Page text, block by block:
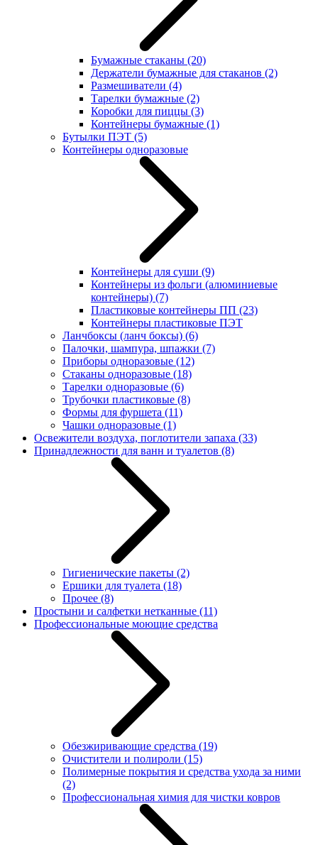
Бумажные стаканы (20)
Держатели бумажные для стаканов (2)
Размешиватели (4)
Тарелки бумажные (2)
Коробки для пиццы (3)
Контейнеры бумажные (1)
Бутылки ПЭТ (5)
Контейнеры одноразовые
Контейнеры для суши (9)
Контейнеры из фольги (алюминиевые
контейнеры) (7)
Пластиковые контейнеры ПП (23)
Контейнеры пластиковые ПЭТ
Ланчбоксы (ланч боксы) (6)
Палочки, шампура, шпажки (7)
Приборы одноразовые (12)
Стаканы одноразовые (18)
Тарелки одноразовые (6)
Трубочки пластиковые (8)
Формы для фуршета (11)
Чашки одноразовые (1)
Освежители воздуха, поглотители запаха (33)
Принадлежности для ванн и туалетов (8)
Гигиенические пакеты (2)
Ершики для туалета (18)
Прочее (8)
Простыни и салфетки нетканные (11)
Профессиональные моющие средства
Обезжиривающие средства (19)
Очистители и полироли (15)
Полимерные покрытия и средства ухода за ними
(2)
Профессиональная химия для чистки ковров